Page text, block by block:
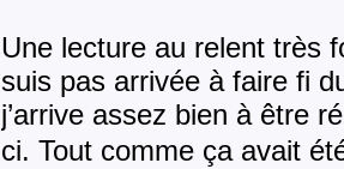
Une lecture au relent très
suis pas arrivée à faire fi
j’arrive assez bien à être
ci. Tout comme ça avait